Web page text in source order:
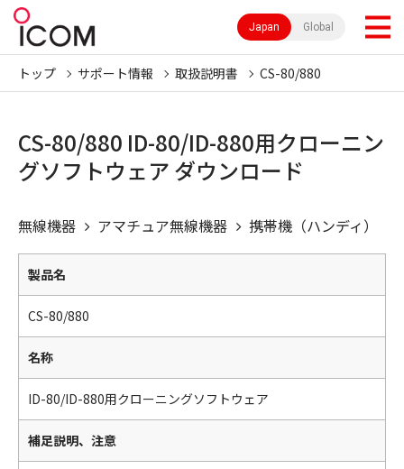
Japan Global
トップ サポート情報 取扱説明書 CS-80/880
CS-80/880 ID-80/ID-880用クローニン
グソフトウェア ダウンロード
無線機器 アマチュア無線機器 携帯機（ハンディ）
製品名
CS-80/880
名称
ID-80/ID-880用クローニングソフトウェア
補足説明、注意